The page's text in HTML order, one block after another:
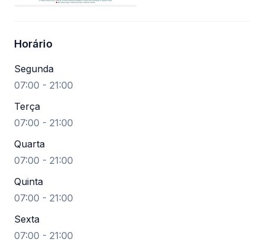
Horário
Segunda
07:00 - 21:00
Terça
07:00 - 21:00
Quarta
07:00 - 21:00
Quinta
07:00 - 21:00
Sexta
07:00 - 21:00